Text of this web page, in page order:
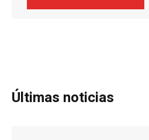
Últimas noticias